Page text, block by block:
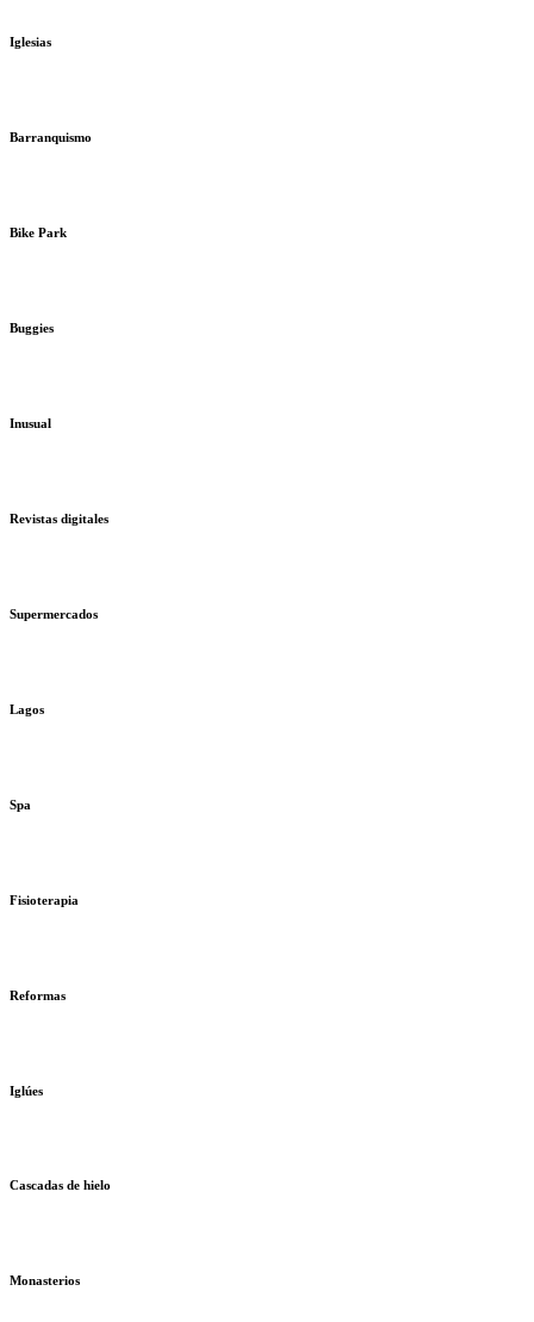
Iglesias
Barranquismo
Bike Park
Buggies
Inusual
Revistas digitales
Supermercados
Lagos
Spa
Fisioterapia
Reformas
Iglúes
Cascadas de hielo
Monasterios